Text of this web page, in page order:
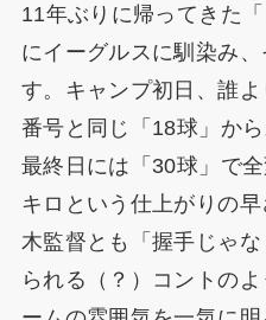
11年ぶりに帰ってきた
にイーグルスに馴染み
す。キャンプ初日、誰
番号と同じ「18球」か
最終日には「30球」で
キロという仕上がりの
木監督とも「握手じゃ
られる（？）コントの